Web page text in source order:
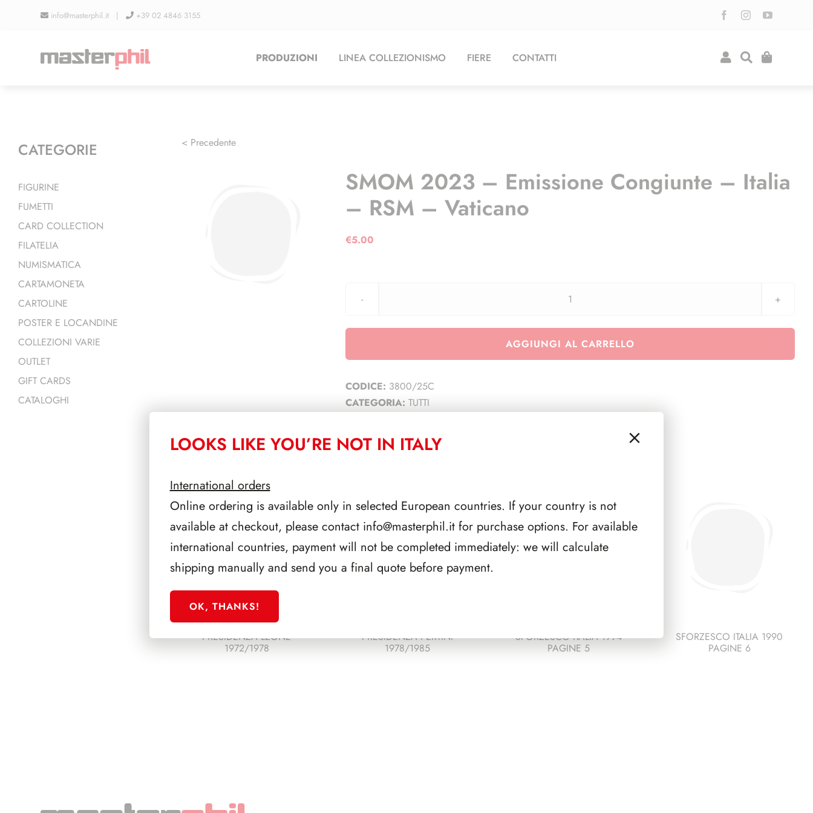
info@masterphil.it | +39 02 4846 3155
PRODUZIONI LINEA COLLEZIONISMO FIERE CONTATTI
< Precedente
SMOM 2023 – Emissione Congiunte – Italia
– RSM – Vaticano
€5.00
SMOM
-
AGGIUNGI AL CARRELLO
CODICE: 3800/25C
CATEGORIA: TUTTI
PRESIDENZA LEONE
1972/1978
PRESIDENZA PERTINI
1978/1985
SFORZESCO ITALIA 1994
PAGINE 5
SFORZESCO ITALIA 1990
PAGINE 6
CATEGORIE
FIGURINE
FUMETTI
CARD COLLECTION
FILATELIA
NUMISMATICA
CARTAMONETA
CARTOLINE
POSTER E LOCANDINE
COLLEZIONI VARIE
OUTLET
GIFT CARDS
CATALOGHI
LOOKS LIKE YOU’RE NOT IN ITALY
International orders
Online ordering is available only in selected European countries. If your country is not
available at checkout, please contact info@masterphil.itfor purchase options. For available
international countries, payment will not be completed immediately: we will calculate
shipping manually and send you a final quote before payment.
OK, THANKS!